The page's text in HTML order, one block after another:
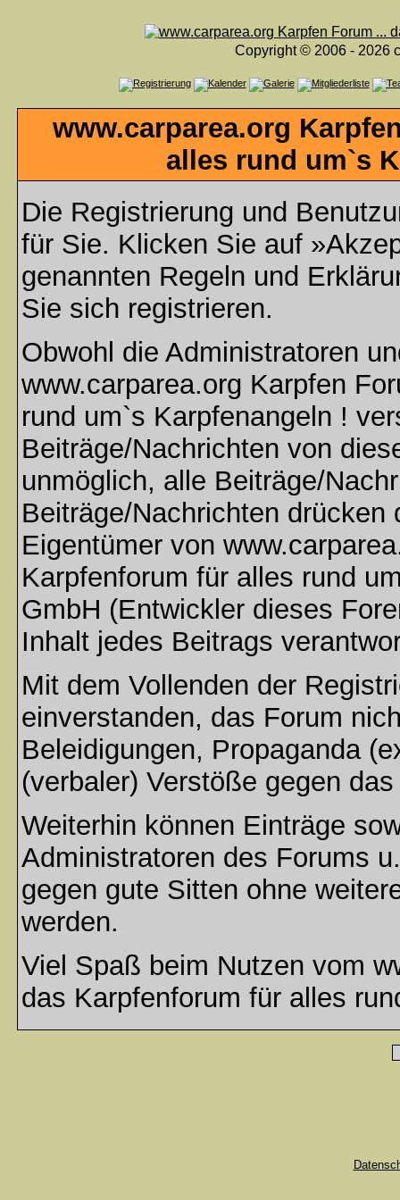
Copyright © 2006 - 2026
www.carparea.org
alles rund um`s
Die Registrierung und
für Sie. Klicken Sie auf
genannten Regeln und
Sie sich registrieren.
Obwohl die Administratoren
www.carparea.org Karpfen
rund um`s Karpfenangeln !
Beiträge/Nachrichten von
unmöglich, alle Beiträge/
Beiträge/Nachrichten
Eigentümer von
Karpfenforum für alles rund
GmbH (Entwickler dieses
Inhalt jedes Beitrags
Mit dem Vollenden der
einverstanden, das Forum
Beleidigungen, Propaganda
(verbaler) Verstöße gegen
Weiterhin können Einträge
Administratoren des Forums
gegen gute Sitten ohne
werden.
Viel Spaß beim Nutzen vom
das Karpfenforum für alles